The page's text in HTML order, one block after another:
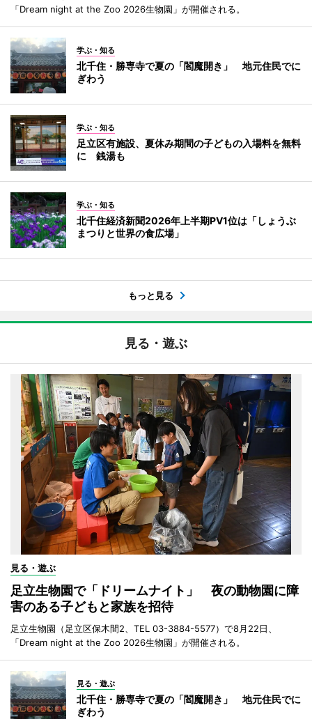
「Dream night at the Zoo 2026生物園」が開催される。
学ぶ・知る
北千住・勝専寺で夏の「閻魔開き」 地元住民でに
ぎわう
学ぶ・知る
足立区有施設、夏休み期間の子どもの入場料を無料
に 銭湯も
学ぶ・知る
北千住経済新聞2026年上半期PV1位は「しょうぶ
まつりと世界の食広場」
もっと見る
見る・遊ぶ
見る・遊ぶ
足立生物園で「ドリームナイト」 夜の動物園に障
害のある子どもと家族を招待
足立生物園（足立区保木間2、TEL 03-3884-5577）で8月22日、
「Dream night at the Zoo 2026生物園」が開催される。
見る・遊ぶ
北千住・勝専寺で夏の「閻魔開き」 地元住民でに
ぎわう